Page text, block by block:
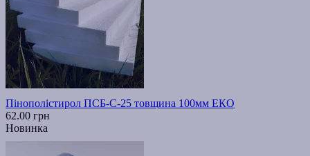
Пінополістирол ПСБ-С-25 товщина 100мм ЕКО
62.00 грн
Новинка